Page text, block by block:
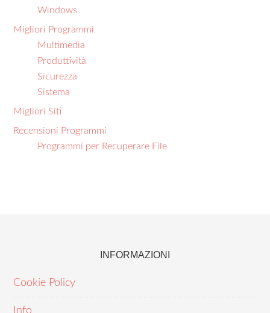
Windows
Migliori Programmi
Multimedia
Produttività
Sicurezza
Sistema
Migliori Siti
Recensioni Programmi
Programmi per Recuperare File
INFORMAZIONI
Cookie Policy
Info